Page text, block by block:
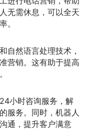
无需休息，可以全天
。
自然语言处理技术，
营销。这有助于提高
小时咨询服务，解
服务。同时，机器人
通，提升客户满意